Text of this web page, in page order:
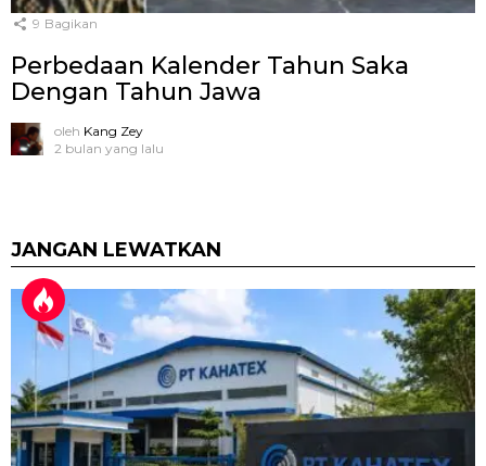
9 Bagikan
Perbedaan Kalender Tahun Saka
Dengan Tahun Jawa
oleh Kang Zey
2 bulan yang lalu
JANGAN LEWATKAN